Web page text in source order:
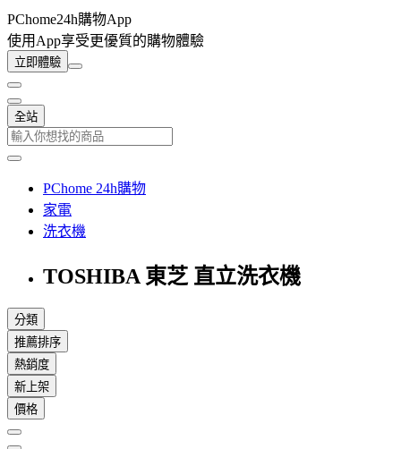
PChome24h購物App
使用App享受更優質的購物體驗
立即體驗
全站
PChome 24h購物
家電
洗衣機
TOSHIBA 東芝 直立洗衣機
分類
推薦排序
熱銷度
新上架
價格